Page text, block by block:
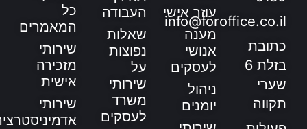
info@foroffice.co.il
כתובת
בזלת 6
שערי
תקווה
עוזר אישי
מענה
אנושי
לעסקים
ניהול
יומנים
העבודה
שאלות
נפוצות
על
שירותי
משרד
לעסקים
כל
המאמרים
שירותי
מזכירה
אישית
שירותי
אדמיניסטרציה